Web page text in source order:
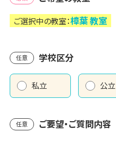
ご選択中の教室：樟葉教室
任意 学校区分
私立 公立
任意 ご要望・ご質問内容